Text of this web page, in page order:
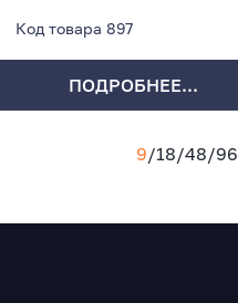
Код товара 897
ПОДРОБНЕЕ...
9/18/48/96